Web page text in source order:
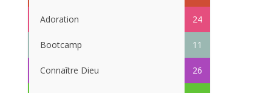
Adoration 24
Bootcamp 11
Connaître Dieu 26